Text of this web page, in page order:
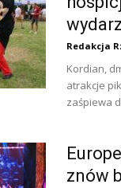
Redakcja
Kordian,
atrakcje
zaśpiewa
znów